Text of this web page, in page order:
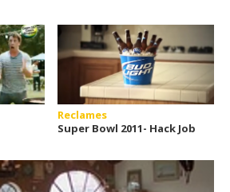
Reclames
Super Bowl 2011- Hack Job